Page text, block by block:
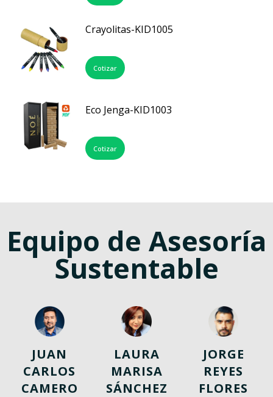
Crayolitas-KID1005
Cotizar
Eco Jenga-KID1003
Cotizar
Equipo de Asesoría
Sustentable
JUAN
CARLOS
CAMERO
LAURA
MARISA
SÁNCHEZ
JORGE
REYES
FLORES